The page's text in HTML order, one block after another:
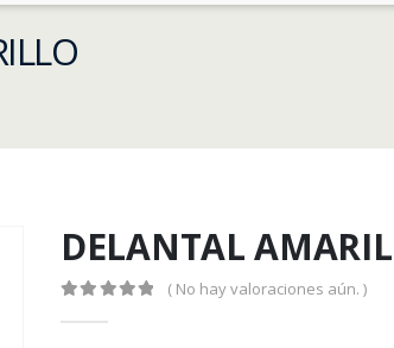
DELANTAL
( No hay valoraciones aún. )